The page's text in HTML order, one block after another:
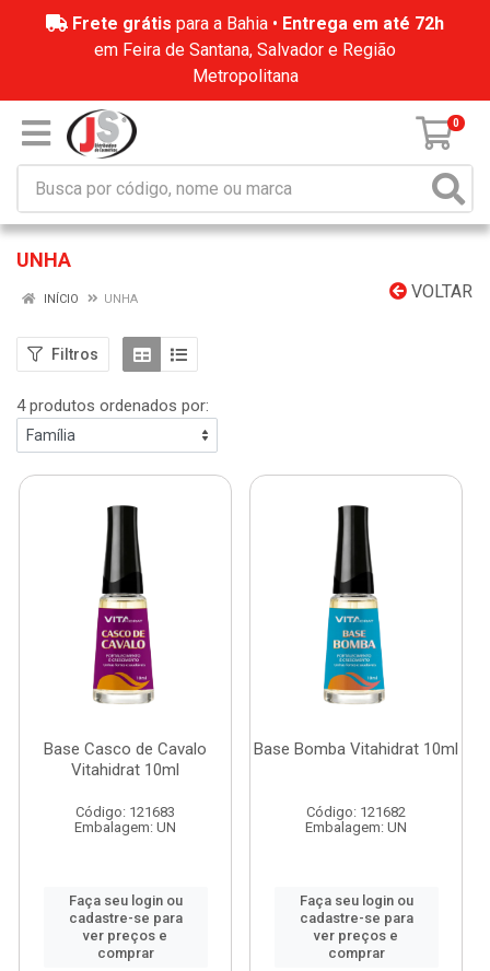
Frete grátis para a Bahia • Entrega em até 72h
em Feira de Santana, Salvador e Região
Metropolitana
0
UNHA
VOLTAR
INÍCIO UNHA
Filtros
4 produtos ordenados por:
Base Casco de Cavalo
Vitahidrat 10ml
Código: 121683
Embalagem: UN
Faça seu login ou
cadastre-se para
ver preços e
comprar
Base Bomba Vitahidrat 10ml
Código: 121682
Embalagem: UN
Faça seu login ou
cadastre-se para
ver preços e
comprar